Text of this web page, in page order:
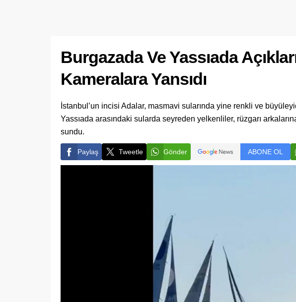
Burgazada Ve Yassıada
Kameralara Yansıdı
İstanbul’un incisi Adalar, masmavi sularında yine renkli ve
Yassıada arasındaki sularda seyreden yelkenliler, rüzgarı
sundu.
Paylaş Tweetle Gönder ABONE OL